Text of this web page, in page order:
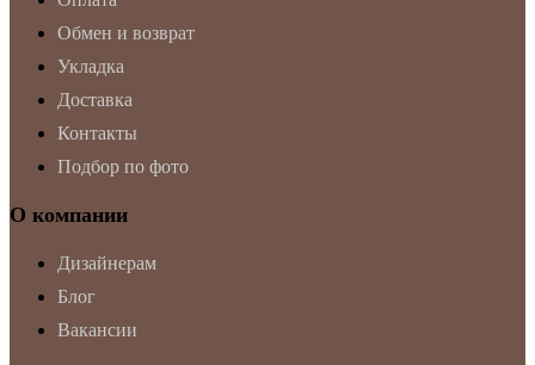
Обмен и возврат
Укладка
Доставка
Контакты
Подбор по фото
О компании
Дизайнерам
Блог
Вакансии